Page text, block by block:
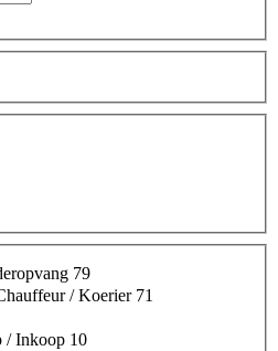
79
/ Koerier 71
/ Inkoop 10